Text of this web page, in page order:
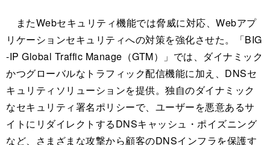
またWebセキュリティ機能では脅威に対応、Webアプ
リケーションセキュリティへの対策を強化させた。「BIG
-IP Global Traffic Manage（GTM）」では、ダイナミック
かつグローバルなトラフィック配信機能に加え、DNSセ
キュリティソリューションを提供。独自のダイナミック
なセキュリティ署名ポリシーで、ユーザーを悪意あるサ
イトにリダイレクトするDNSキャッシュ・ポイズニング
など、さまざまな攻撃から顧客のDNSインフラを保護す